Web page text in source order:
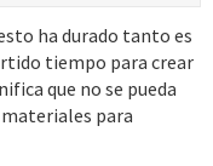
a veces y por
ha durado tanto es
tiempo para crear
que no se pueda
para